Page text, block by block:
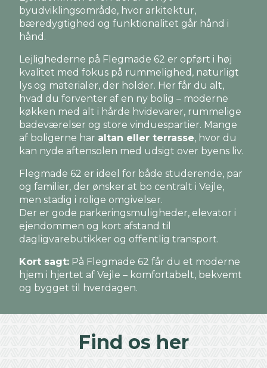
byudviklingsområde, hvor arkitektur,
bæredygtighed og funktionalitet går hånd i
hånd.
Lejlighederne på Flegmade 62 er opført i høj
kvalitet med fokus på rummelighed, naturligt
lys og materialer, der holder. Her får du alt,
hvad du forventer af en ny bolig – moderne
køkken med alt i hårde hvidevarer, rummelige
badeværelser og store vinduespartier. Mange
af boligerne har altan eller terrasse, hvor du
kan nyde aftensolen med udsigt over byens liv.
Flegmade 62 er ideel for både studerende, par
og familier, der ønsker at bo centralt i Vejle,
men stadig i rolige omgivelser.
Der er gode parkeringsmuligheder, elevator i
ejendommen og kort afstand til
dagligvarebutikker og offentlig transport.
Kort sagt: På Flegmade 62 får du et moderne
hjem i hjertet af Vejle – komfortabelt, bekvemt
og bygget til hverdagen.
Find os her